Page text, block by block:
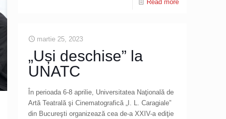
Read more
martie 25, 2023
„Uși deschise” la
UNATC
În perioada 6-8 aprilie, Universitatea Naţională de
Artă Teatrală şi Cinematografică „I. L. Caragiale”
din Bucureşti organizează cea de-a XXIV-a ediţie